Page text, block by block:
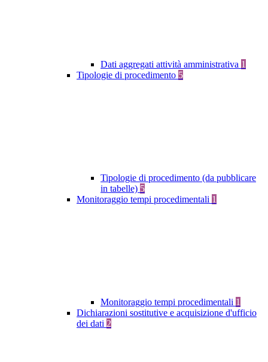
Dati aggregati attività amministrativa 1
Tipologie di procedimento 5
Tipologie di procedimento (da pubblicare
in tabelle) 5
Monitoraggio tempi procedimentali 1
Monitoraggio tempi procedimentali 1
Dichiarazioni sostitutive e acquisizione d'ufficio
dei dati 2